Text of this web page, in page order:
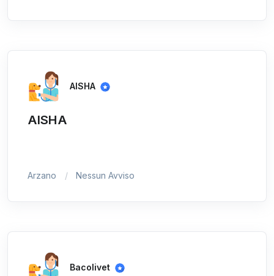
AISHA
AISHA
Arzano Nessun Avviso
Bacolivet